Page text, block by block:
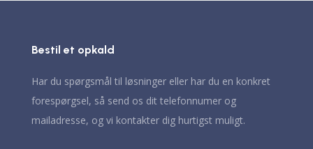
Bestil et opkald
Har du spørgsmål til løsninger eller har du en konkret
forespørgsel, så send os dit telefonnumer og
mailadresse, og vi kontakter dig hurtigst muligt.